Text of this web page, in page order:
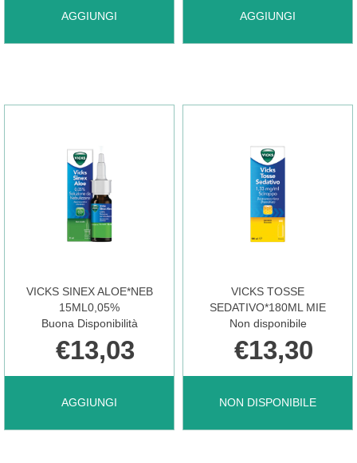
AGGIUNGI
AGGIUNGI VICKS
CARRELLO
AGGIUNGI
AGGIUNGI VICKS
CARRELLO
VICKS SINEX ALOE*NEB
15ML0,05%
Buona Disponibilità
€13,03
AGGIUNGI
AGGIUNGI VICKS
VICKS TOSSE
SEDATIVO*180ML MIE
Non disponibile
€13,30
NON DISPONIBILE
VICKS